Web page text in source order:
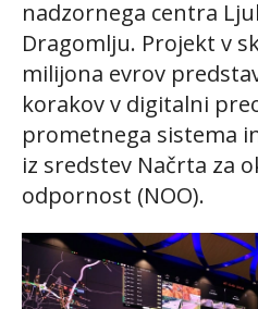
nadzornega centra
Dragomlju. Projekt v
milijona evrov
korakov v digitalni
prometnega sistema
iz sredstev Načrta za
odpornost (NOO).